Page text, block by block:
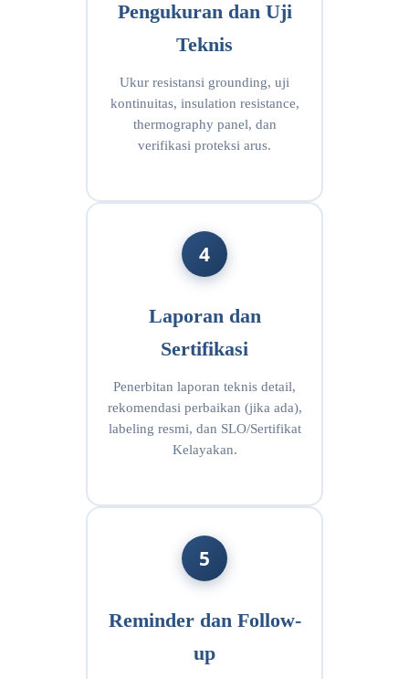
Pengukuran dan Uji
Teknis
Ukur resistansi grounding, uji
kontinuitas, insulation resistance,
thermography panel, dan
verifikasi proteksi arus.
4
Laporan dan
Sertifikasi
Penerbitan laporan teknis detail,
rekomendasi perbaikan (jika ada),
labeling resmi, dan SLO/Sertifikat
Kelayakan.
5
Reminder dan Follow-
up